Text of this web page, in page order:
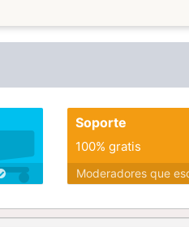
Soporte
100% gratis
Moderadores que